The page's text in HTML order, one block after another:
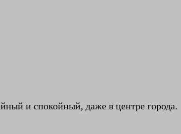
и спокойный, даже в центре города.